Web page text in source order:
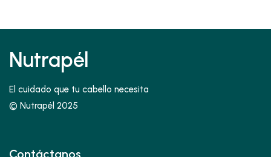
Nutrapél
El cuidado que tu cabello necesita
© Nutrapél 2025
Contáctanos